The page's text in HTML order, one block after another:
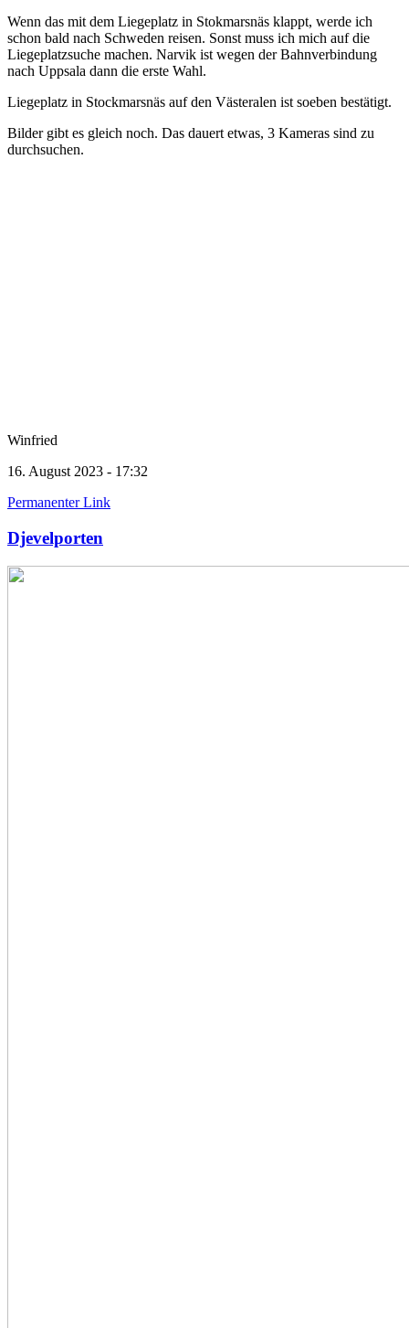
Wenn das mit dem Liegeplatz in Stokmarsnäs klappt, werde ich
schon bald nach Schweden reisen. Sonst muss ich mich auf die
Liegeplatzsuche machen. Narvik ist wegen der Bahnverbindung
nach Uppsala dann die erste Wahl.
Liegeplatz in Stockmarsnäs auf den Västeralen ist soeben bestätigt.
Bilder gibt es gleich noch. Das dauert etwas, 3 Kameras sind zu
durchsuchen.
Winfried
16. August 2023 - 17:32
Permanenter Link
Djevelporten